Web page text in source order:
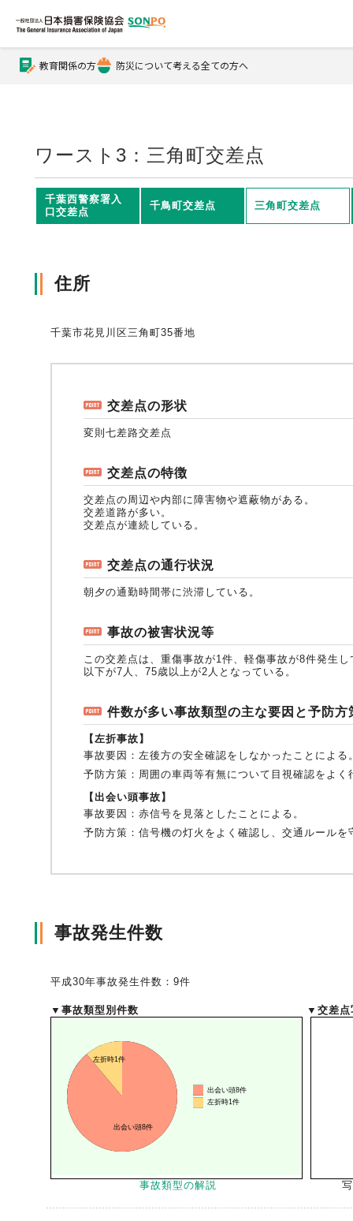
公式Xアカウント
損害保険とは？
自賠責保険
医療・介護保険
個人賠償責任保険
風水雪災等による損害を補償する損害保険
協会の活動・概要トップ
業務・財務等に関する資料
規範、方針、指針・基準、ガイドライン等
所在地（本部・支部）
損害保険お役立ち情報
会員会社情報
各社の商品について
お客様の声を受けた取り組み
保険金の支払状況（第三分野）
損害保険代理店について
「損害保険登録鑑定人」認定試験
アジャスター試験
交通事故医療研究助成
統計・刊行物・報告書トップ
刊行物・報告書
お知らせトップ
協会ニュースリリース
会員各社ニュースリリース
協会からのお知らせ
相談・通報等窓口
相談・通報等窓口トップ
損害保険の相談窓口
自然災害損保契約のご照会
他の紛争解決機関等
教育関係の方 防災について考える全ての方へ
ワースト3：三角町交差点
千葉西警察署入
口交差点
千鳥町交差点 三角町交差点
住所
千葉市花見川区三角町35番地
交差点の形状
変則七差路交差点
交差点の特徴
交差点の周辺や内部に障害物や遮蔽物がある。
交差道路が多い。
交差点が連続している。
交差点の通行状況
朝夕の通勤時間帯に渋滞している。
事故の被害状況等
この交差点は、重傷事故が1件、軽傷事故が8件発生
以下が7人、75歳以上が2人となっている。
件数が多い事故類型の主な要因と予防方
【左折事故】
事故要因： 左後方の安全確認をしなかったことによる
予防方策： 周囲の車両等有無について目視確認をよく
【出会い頭事故】
事故要因： 赤信号を見落としたことによる。
予防方策： 信号機の灯火をよく確認し、交通ルールを
事故発生件数
平成30年事故発生件数：9件
▼事故類型別件数
事故類型の解説
▼交差点